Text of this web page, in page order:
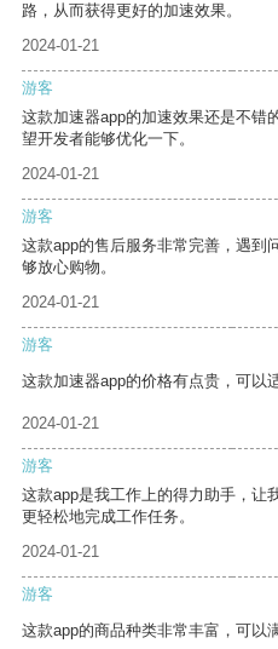
路，从而获得更好的加速效果。
2024-01-21
游客
这款加速器app的加速效果还是不错
望开发者能够优化一下。
2024-01-21
游客
这款app的售后服务非常完善，遇到
够放心购物。
2024-01-21
游客
这款加速器app的价格有点贵，可以
2024-01-21
游客
这款app是我工作上的得力助手，让
更轻松地完成工作任务。
2024-01-21
游客
这款app的商品种类非常丰富，可以